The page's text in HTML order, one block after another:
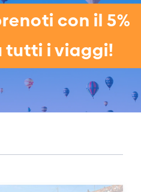
con il 5%
tutti i viaggi!